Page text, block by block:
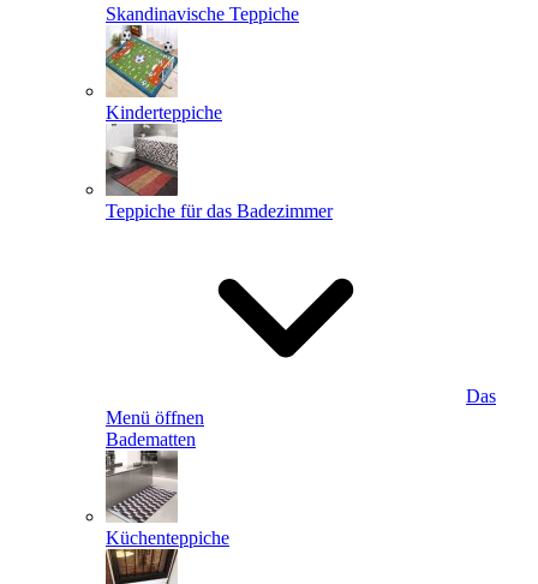
Skandinavische Teppiche
Kinderteppiche
Teppiche für das Badezimmer
Das
Menü öffnen
Badematten
Küchenteppiche